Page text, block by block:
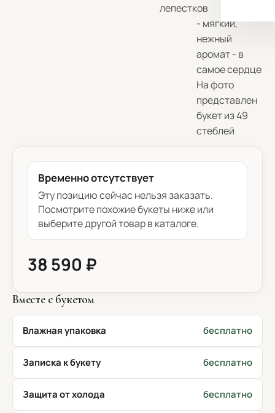
лепестков
- мягкий,
нежный
аромат - в
самое сердце
На фото
представлен
букет из 49
стеблей
Временно отсутствует
Эту позицию сейчас нельзя заказать.
Посмотрите похожие букеты ниже или
выберите другой товар в каталоге.
38 590 ₽
Вместе с букетом
Влажная упаковка бесплатно
Записка к букету бесплатно
Защита от холода бесплатно